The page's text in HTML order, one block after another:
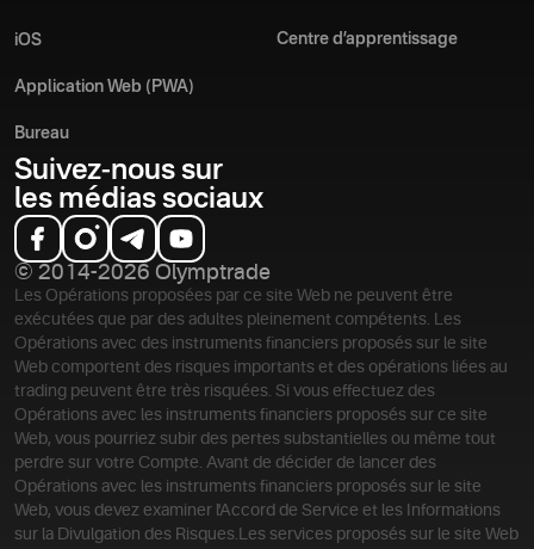
iOS
Application Web (PWA)
Bureau
Centre d’apprentissage
Suivez-nous sur
les médias sociaux
© 2014-2026 Olymptrade
Les Opérations proposées par ce site Web ne peuvent être
exécutées que par des adultes pleinement compétents. Les
Opérations avec des instruments financiers proposés sur le site
Web comportent des risques importants et des opérations liées au
trading peuvent être très risquées. Si vous effectuez des
Opérations avec les instruments financiers proposés sur ce site
Web, vous pourriez subir des pertes substantielles ou même tout
perdre sur votre Compte. Avant de décider de lancer des
Opérations avec les instruments financiers proposés sur le site
Web, vous devez examiner l'Accord de Service et les Informations
sur la Divulgation des Risques. Les services proposés sur le site Web